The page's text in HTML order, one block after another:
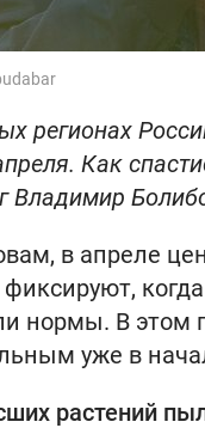
регионах
Как
Владимир
в апреле
фиксируют,
нормы. В этом
уже в
растений